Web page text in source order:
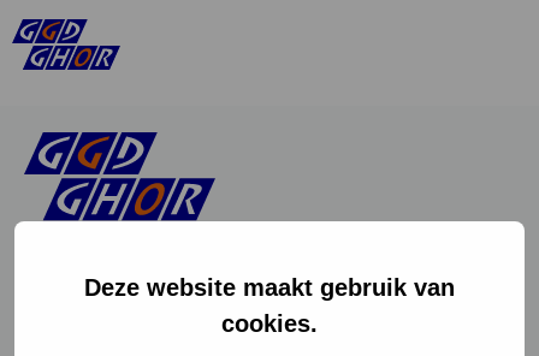
Deze website maakt gebruik van
cookies.
Instagram